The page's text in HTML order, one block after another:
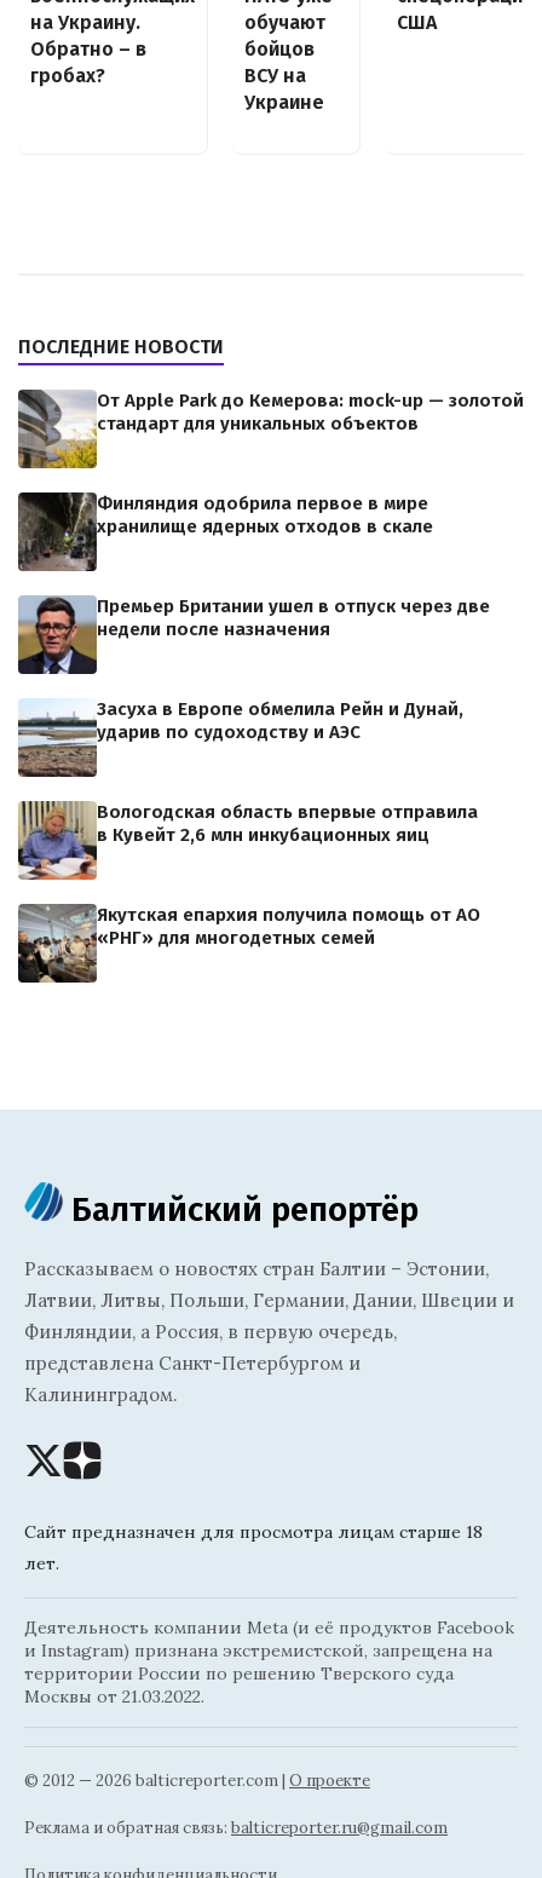
на Украину.
Обратно – в
гробах?
обучают
бойцов
ВСУ на
Украине
США
ПОСЛЕДНИЕ НОВОСТИ
От Apple Park до Кемерова: mock-up — золотой
стандарт для уникальных объектов
Финляндия одобрила первое в мире
хранилище ядерных отходов в скале
Премьер Британии ушел в отпуск через две
недели после назначения
Засуха в Европе обмелила Рейн и Дунай,
ударив по судоходству и АЭС
Вологодская область впервые отправила
в Кувейт 2,6 млн инкубационных яиц
Якутская епархия получила помощь от АО
«РНГ» для многодетных семей
Балтийский репортёр
Рассказываем о новостях стран Балтии – Эстонии,
Латвии, Литвы, Польши, Германии, Дании, Швеции и
Финляндии, а Россия, в первую очередь,
представлена Санкт-Петербургом и
Калининградом.
Сайт предназначен для просмотра лицам старше 18
лет.
Деятельность компании Meta (и её продуктов Facebook
и Instagram) признана экстремистской, запрещена на
территории России по решению Тверского суда
Москвы от 21.03.2022.
© 2012 — 2026 balticreporter.com | О проекте
Реклама и обратная связь: balticreporter.ru@gmail.com